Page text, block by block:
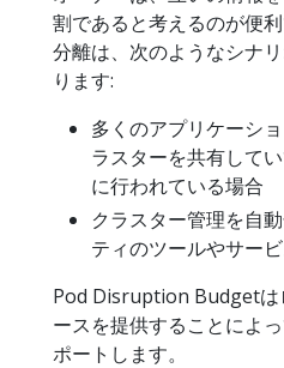
割であると考えるのが便
分離は、次のようなシナ
ります:
多くのアプリケーシ
ラスターを共有して
に行われている場合
クラスター管理を自
ティのツールやサー
Pod Disruption Budgetは
ースを提供することによ
ポートします。